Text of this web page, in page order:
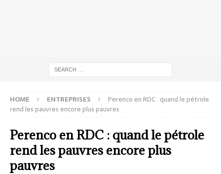
HOME ENTREPRISES
Perenco en RDC : quand le pétrole
rend les pauvres encore plus pauvres
Perenco en RDC : quand le pétrole
rend les pauvres encore plus
pauvres